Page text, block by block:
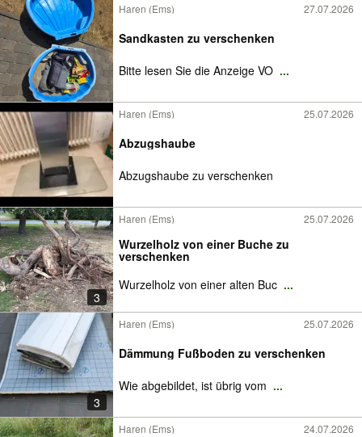
Haren (Ems) 27.07.2026
Sandkasten zu verschenken
Bitte lesen Sie die Anzeige VO ...
Haren (Ems) 25.07.2026
Abzugshaube
Abzugshaube zu verschenken
3
Haren (Ems) 25.07.2026
Wurzelholz von einer Buche zu
verschenken
Wurzelholz von einer alten Buc ...
3
Haren (Ems) 25.07.2026
Dämmung Fußboden zu verschenken
Wie abgebildet, ist übrig vom ...
Haren (Ems) 24.07.2026